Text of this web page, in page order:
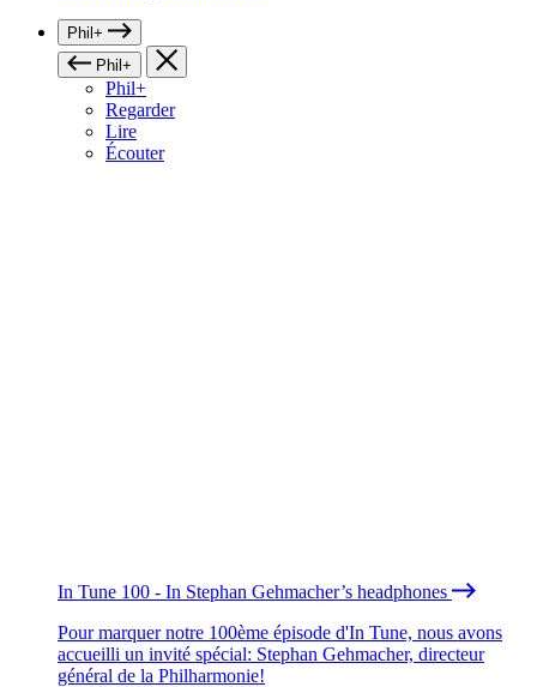
Phil+
Phil+
Phil+
Regarder
Lire
Écouter
In Tune 100 - In Stephan Gehmacher’s headphones
Pour marquer notre 100ème épisode d'In Tune, nous avons
accueilli un invité spécial: Stephan Gehmacher, directeur
général de la Philharmonie!